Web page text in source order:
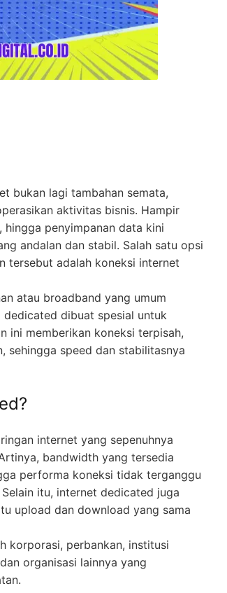
bukan lagi tambahan semata,
aktivitas bisnis. Hampir
hingga penyimpanan data kini
andalan dan stabil. Salah satu opsi
tersebut adalah koneksi internet
atau broadband yang umum
dibuat spesial untuk
ini memberikan koneksi terpisah,
sehingga speed dan stabilitasnya
internet yang sepenuhnya
bandwidth yang tersedia
performa koneksi tidak terganggu
itu, internet dedicated juga
upload dan download yang sama
korporasi, perbankan, institusi
organisasi lainnya yang